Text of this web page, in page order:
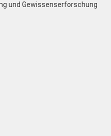
und Gewissenserforschung